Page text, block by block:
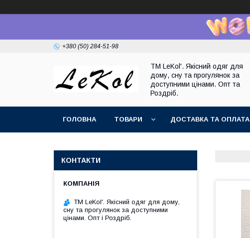
+380 (50) 284-51-98
TM LeKol'. Якісний одяг для
дому, сну та прогулянок за
доступними цінами. Опт та
Роздріб.
ГОЛОВНА ТОВАРИ ДОСТАВКА ТА ОПЛАТА
КОНТАКТИ
TM LeKol'. Якісний одяг для дому,
сну та прогулянок за доступними
цінами. Опт і Роздріб.